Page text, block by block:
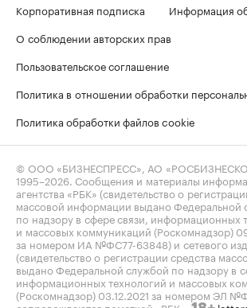
Корпоративная подписка
Информация
О соблюдении авторских прав
Пользовательское соглашение
Политика в отношении обработки
Политика обработки файлов cookie
© ООО «БИЗНЕСПРЕСС», АО
1995–2026 . Сообщения и материалы
агентства «РБК» (свидетельство о
массовой информации выдано Федеральной
по надзору в сфере связи, информационных
и массовых коммуникаций (Роскомнадзор)
за номером ИА №ФС77-63848) и сетевого
(свидетельство о регистрации средства
выдано Федеральной службой по надзору в
информационных технологий и массовых
(Роскомнадзор) 03.12.2021 за номером ЭЛ